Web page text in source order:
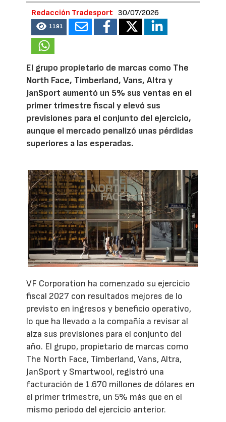
Redacción Tradesport 30/07/2026
1191
El grupo propietario de marcas como The
North Face, Timberland, Vans, Altra y
JanSport aumentó un 5% sus ventas en el
primer trimestre fiscal y elevó sus
previsiones para el conjunto del ejercicio,
aunque el mercado penalizó unas pérdidas
superiores a las esperadas.
VF Corporation ha comenzado su ejercicio
fiscal 2027 con resultados mejores de lo
previsto en ingresos y beneficio operativo,
lo que ha llevado a la compañía a revisar al
alza sus previsiones para el conjunto del
año. El grupo, propietario de marcas como
The North Face, Timberland, Vans, Altra,
JanSport y Smartwool, registró una
facturación de 1.670 millones de dólares en
el primer trimestre, un 5% más que en el
mismo periodo del ejercicio anterior.